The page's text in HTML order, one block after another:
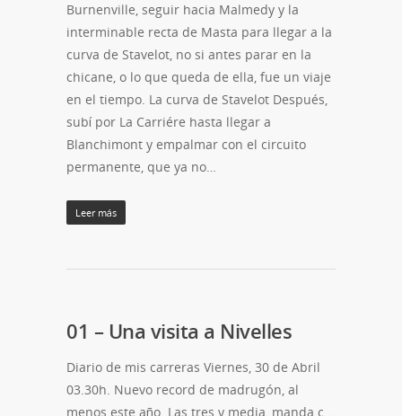
Burnenville, seguir hacia Malmedy y la
interminable recta de Masta para llegar a la
curva de Stavelot, no si antes parar en la
chicane, o lo que queda de ella, fue un viaje
en el tiempo. La curva de Stavelot Después,
subí por La Carriére hasta llegar a
Blanchimont y empalmar con el circuito
permanente, que ya no…
Leer más
01 – Una visita a Nivelles
Diario de mis carreras Viernes, 30 de Abril
03.30h. Nuevo record de madrugón, al
menos este año. Las tres y media, manda c…